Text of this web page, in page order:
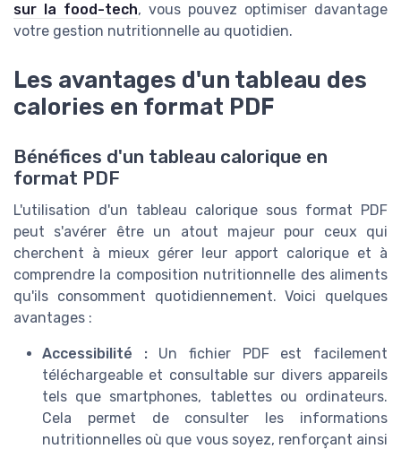
sur la food-tech, vous pouvez optimiser davantage
votre gestion nutritionnelle au quotidien.
Les avantages d'un tableau des
calories en format PDF
Bénéfices d'un tableau calorique en
format PDF
L'utilisation d'un tableau calorique sous format PDF
peut s'avérer être un atout majeur pour ceux qui
cherchent à mieux gérer leur apport calorique et à
comprendre la composition nutritionnelle des aliments
qu'ils consomment quotidiennement. Voici quelques
avantages :
Accessibilité :Un fichier PDF est facilement
téléchargeable et consultable sur divers appareils
tels que smartphones, tablettes ou ordinateurs.
Cela permet de consulter les informations
nutritionnelles où que vous soyez, renforçant ainsi